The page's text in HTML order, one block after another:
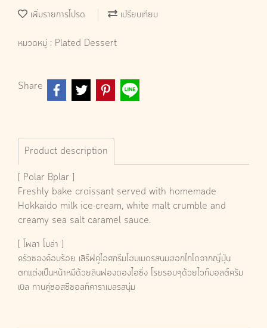
เพิ่มรายการโปรด เปรียบเทียบ
หมวดหมู่ : Plated Dessert
Share
Product description
[ Polar Bplar ]
Freshly bake croissant served with homemade
Hokkaido milk ice-cream, white malt crumble and
creamy sea salt caramel sauce.
[ โพลา โบล่า ]
ครัวซองค์อบร้อย เสิร์ฟคู่ไอศกรีมโฮมเมดรสนมฮอกไกโดจากญี่ปุ่น
ตกแต่งเป็นหน้าหมีด้วยลินฟองดองไอซิ่ง โรยรอบๆด้วยไวท์มอลต์ครัม
เบิล ทานคู่ซอสซีซอลท์คาราเมลรสนุ่ม